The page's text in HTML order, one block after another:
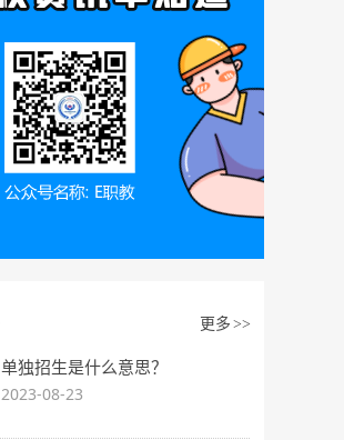
更多 >>
单独招生是什么意思？
2023-08-23